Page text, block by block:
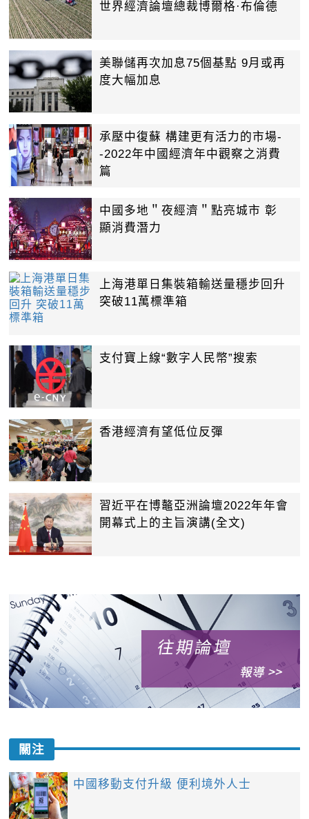
世界經濟論壇總裁博爾格·布倫德
美聯儲再次加息75個基點 9月或再
度大幅加息
承壓中復蘇 構建更有活力的市場-
-2022年中國經濟年中觀察之消費
篇
中國多地＂夜經濟＂點亮城市 彰
顯消費潛力
上海港單日集裝箱輸送量穩步回升
突破11萬標準箱
支付寶上線“數字人民幣”搜索
香港經濟有望低位反彈
習近平在博鼇亞洲論壇2022年年會
開幕式上的主旨演講(全文)
關注
中國移動支付升級 便利境外人士